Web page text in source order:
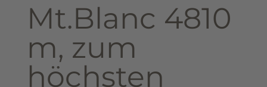
Mt.Blanc 4810
m, zum
höchsten